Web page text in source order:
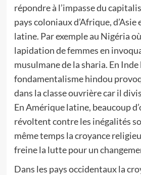
répondre à l’impasse du
pays coloniaux d’Afrique, d’Asie
latine. Par exemple au Nigéria
lapidation de femmes en
musulmane de la sharia. En Inde
fondamentalisme hindou
dans la classe ouvrière car il
En Amérique latine, beaucoup
révoltent contre les inégalités
même temps la croyance
freine la lutte pour un
Dans les pays occidentaux la